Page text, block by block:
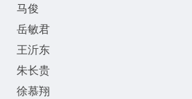
马俊
岳敏君
王沂东
朱长贵
徐慕翔